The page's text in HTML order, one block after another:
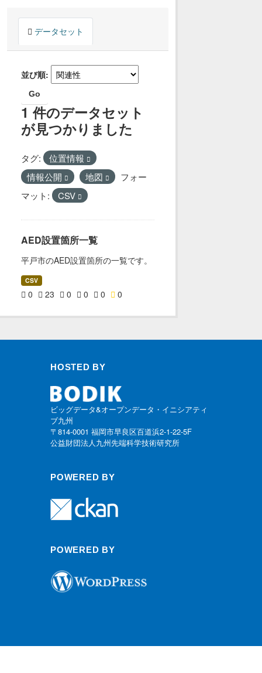
データセット
並び順
Go
1 件のデータセット
が見つかりました
タグ:
位置情報
情報公開
地図
フォー
マット:
CSV
AED設置箇所一覧
平戸市のAED設置箇所の一覧です。
CSV
0 23 0 0 0 0
HOSTED BY
ビッグデータ&オープンデータ・イニシアティ
ブ九州
〒814-0001 福岡市早良区百道浜2-1-22-5F
公益財団法人九州先端科学技術研究所
POWERED BY
POWERED BY